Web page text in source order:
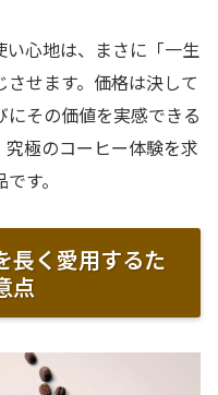
心地は、まさに「一生
せます。価格は決して
その価値を実感できる
極のコーヒー体験を求
す。
長く愛用するた
点